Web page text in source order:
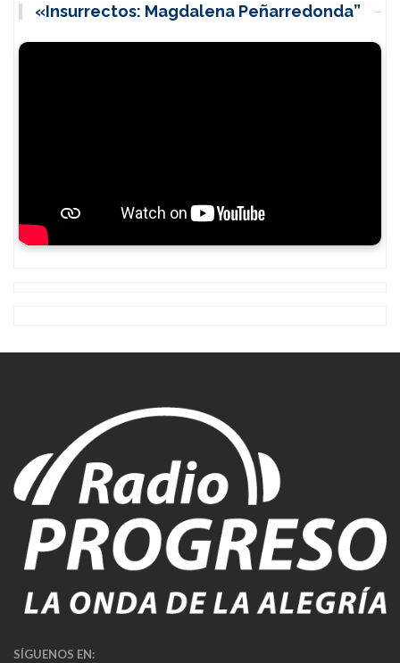
«Insurrectos: Magdalena Peñarredonda”
SÍGUENOS EN: